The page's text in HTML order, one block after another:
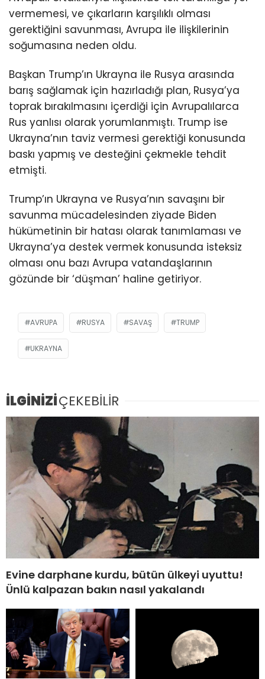
vermemesi, ve çıkarların karşılıklı olması
gerektiğini savunması, Avrupa ile ilişkilerinin
soğumasına neden oldu.
Başkan Trump’ın Ukrayna ile Rusya arasında
barış sağlamak için hazırladığı plan, Rusya’ya
toprak bırakılmasını içerdiği için Avrupalılarca
Rus yanlısı olarak yorumlanmıştı. Trump ise
Ukrayna’nın taviz vermesi gerektiği konusunda
baskı yapmış ve desteğini çekmekle tehdit
etmişti.
Trump’ın Ukrayna ve Rusya’nın savaşını bir
savunma mücadelesinden ziyade Biden
hükümetinin bir hatası olarak tanımlaması ve
Ukrayna’ya destek vermek konusunda isteksiz
olması onu bazı Avrupa vatandaşlarının
gözünde bir ‘düşman’ haline getiriyor.
AVRUPA RUSYA SAVAŞ TRUMP
UKRAYNA
İLGİNİZİÇEKEBİLİR
Evine darphane kurdu, bütün ülkeyi uyuttu!
Ünlü kalpazan bakın nasıl yakalandı